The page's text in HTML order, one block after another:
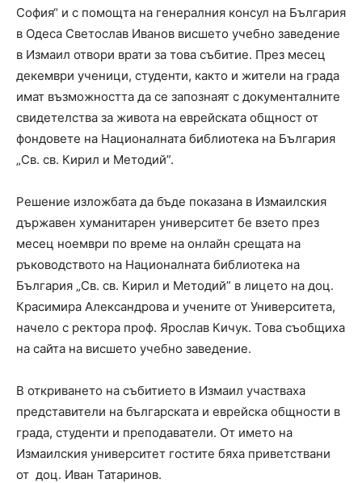
София“ и с помощта на генералния консул на България
в Одеса Светослав Иванов висшето учебно заведение
в Измаил отвори врати за това събитие. През месец
декември ученици, студенти, както и жители на града
имат възможността да се запознаят с документалните
свидетелства за живота на еврейската общност от
фондовете на Националната библиотека на България
„Св. св. Кирил и Методий”.
Решение изложбата да бъде показана в Измаилския
държавен хуманитарен университет бе взето през
месец ноември по време на онлайн срещата на
ръководството на Националната библиотека на
България „Св. св. Кирил и Методий” в лицето на доц.
Красимира Александрова и учените от Университета,
начело с ректора проф. Ярослав Кичук. Това съобщиха
на сайта на висшето учебно заведение.
В откриването на събитието в Измаил участваха
представители на българската и еврейска общности в
града, студенти и преподаватели. От името на
Измаилския университет гостите бяха приветствани
от доц. Иван Татаринов.